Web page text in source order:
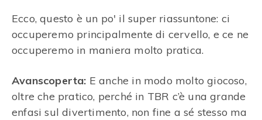
Ecco, questo è un po' il super riassuntone: ci
occuperemo principalmente di cervello, e ce ne
occuperemo in maniera molto pratica.
Avanscoperta: E anche in modo molto giocoso,
oltre che pratico, perché in TBR c’è una grande
enfasi sul divertimento, non fine a sé stesso ma